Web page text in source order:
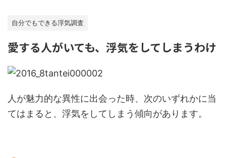
自分でもできる浮気調査
愛する人がいても、浮気をしてしまうわけ
人が魅力的な異性に出会った時、次のいずれかに当
てはまると、浮気をしてしまう傾向があります。